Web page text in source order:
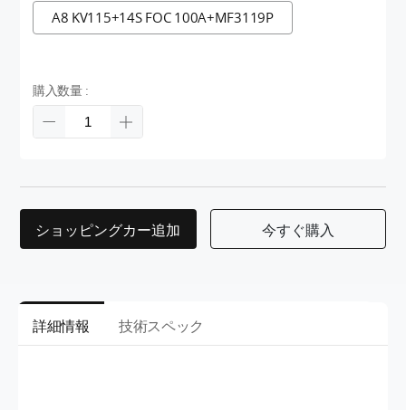
A8 KV115+14S FOC 100A+MF3119P
購入数量 :
ショッピングカー追加 今すぐ購入
詳細情報 技術スペック